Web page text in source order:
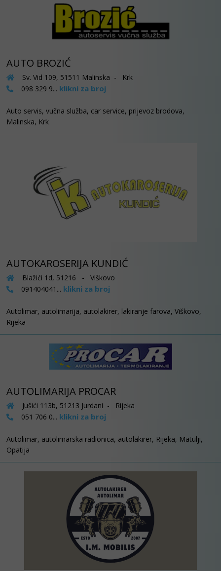
AUTO BROZIĆ
Sv. Vid 109, 51511 Malinska - Krk
098 329 9... klikni za broj
Auto servis, vučna služba, car service, prijevoz brodova,
Malinska, Krk
AUTOKAROSERIJA KUNDIĆ
Blažići 1d, 51216 - Viškovo
091404041... klikni za broj
Autolimar, autolimarija, autolakirer, lakiranje farova, Viškovo,
Rijeka
AUTOLIMARIJA PROCAR
Jušići 113b, 51213 Jurdani - Rijeka
051 706 0... klikni za broj
Autolimar, autolimarska radionica, autolakirer, Rijeka, Matulji,
Opatija